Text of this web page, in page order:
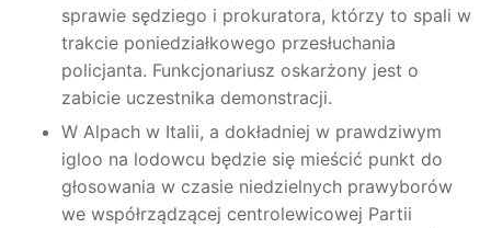
sprawie sędziego i prokuratora, którzy to spali w
trakcie poniedziałkowego przesłuchania
policjanta. Funkcjonariusz oskarżony jest o
zabicie uczestnika demonstracji.
W Alpach w Italii, a dokładniej w prawdziwym
igloo na lodowcu będzie się mieścić punkt do
głosowania w czasie niedzielnych prawyborów
we współrządzącej centrolewicowej Partii